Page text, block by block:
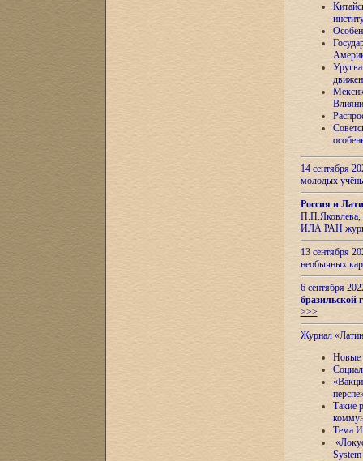
14 сентября
молодых
Россия и
П.П.Яковлева,
ИЛА РАН
13 сентября
необычных
6 сентября
бразильской
>>>
Журнал
Новые
Такие
Тема